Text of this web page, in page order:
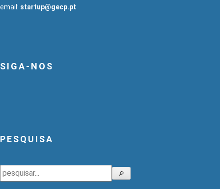
email: startup@gecp.pt
SIGA-NOS
PESQUISA
Pesquisar 🔎